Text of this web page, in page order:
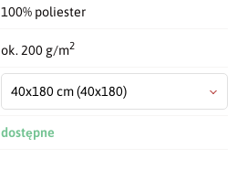
100% poliester
ok. 200 g/m2
40x180 cm(40x180)
dostępne